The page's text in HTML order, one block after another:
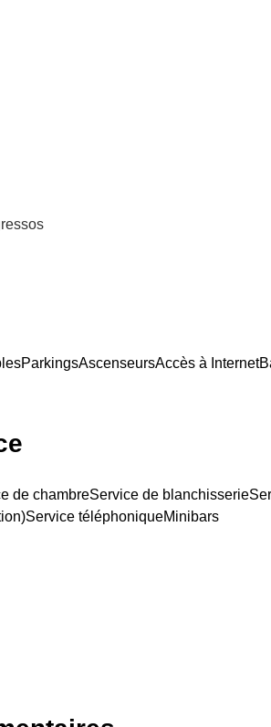
ParkingsAscenseursAccès à Internet
de chambreService de blanchisserie
Service téléphoniqueMinibars